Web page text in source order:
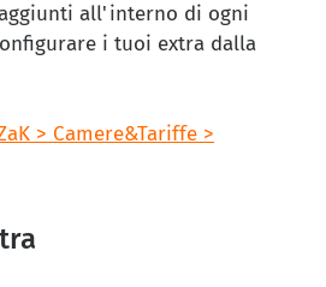
all'interno di ogni
i tuoi extra dalla
> Camere&Tariffe >